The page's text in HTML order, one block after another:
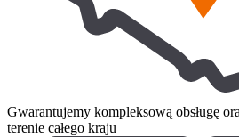
Gwarantujemy kompleksową obsługę
terenie całego kraju